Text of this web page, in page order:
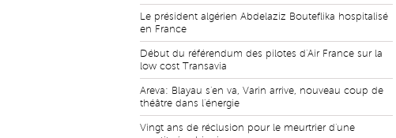
Le président algérien Abdelaziz Bouteflika hospitalisé
en France
Début du référendum des pilotes d'Air France sur la
low cost Transavia
Areva: Blayau s'en va, Varin arrive, nouveau coup de
théâtre dans l'énergie
Vingt ans de réclusion pour le meurtrier d'une